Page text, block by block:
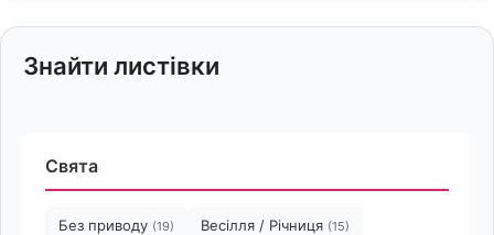
Знайти листівки
Свята
Без приводу (19) Весілля / Річниця (15)